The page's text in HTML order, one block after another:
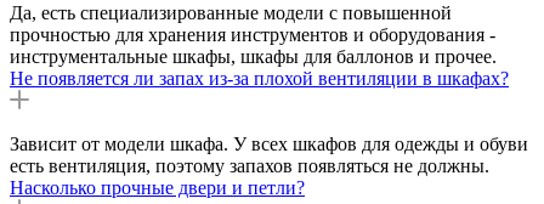
Да, есть специализированные модели с повышенной
прочностью для хранения инструментов и оборудования -
инструментальные шкафы, шкафы для баллонов и прочее.
Не появляется ли запах из-за плохой вентиляции в шкафах?
Зависит от модели шкафа. У всех шкафов для одежды и обуви
есть вентиляция, поэтому запахов появляться не должны.
Насколько прочные двери и петли?